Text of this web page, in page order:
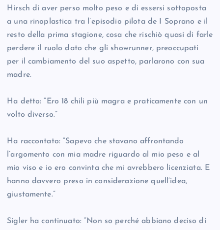
Hirsch di aver perso molto peso e di essersi sottoposta
a una rinoplastica tra l’episodio pilota de I Soprano e il
resto della prima stagione, cosa che rischiò quasi di farle
perdere il ruolo dato che gli showrunner, preoccupati
per il cambiamento del suo aspetto, parlarono con sua
madre.
Ha detto: “Ero 18 chili più magra e praticamente con un
volto diverso.”
Ha raccontato: “Sapevo che stavano affrontando
l’argomento con mia madre riguardo al mio peso e al
mio viso e io ero convinta che mi avrebbero licenziata. E
hanno davvero preso in considerazione quell’idea,
giustamente.”
Sigler ha continuato: “Non so perché abbiano deciso di